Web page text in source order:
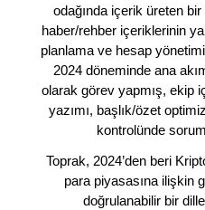
odağında içerik üreten
haber/rehber içeriklerinin
planlama ve hesap
2024 döneminde ana
olarak görev yapmış, ekip
yazımı, başlık/özet
kontrolünde
Toprak, 2024’den beri
para piyasasına ilişkin
doğrulanabilir bir